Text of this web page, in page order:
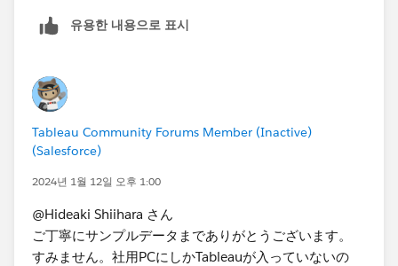
計してその結果を表示する形になるという認識でよろし
データブレンドを使っていた理由が、条件を柔軟に変え
るためには結合前にその都度集計が必要になるため、
Tableau上で実装したいというものでした。上記に記載
しているやりたいことがTableauで実現することが難し
いということが分かれば、ご説明頂いたような方法で妥
らについて、教えていただくことは可能でしょうか。​
유용한 내용으로 표시
Tableau Community Forums Member (Inactive)
(Salesforce)
2024년 1월 12일 오후 1:00
@Hideaki Shiihara さん
ご丁寧にサンプルデータまでありがとうございます。
すみません。社用PCにしかTableauが入っていないの